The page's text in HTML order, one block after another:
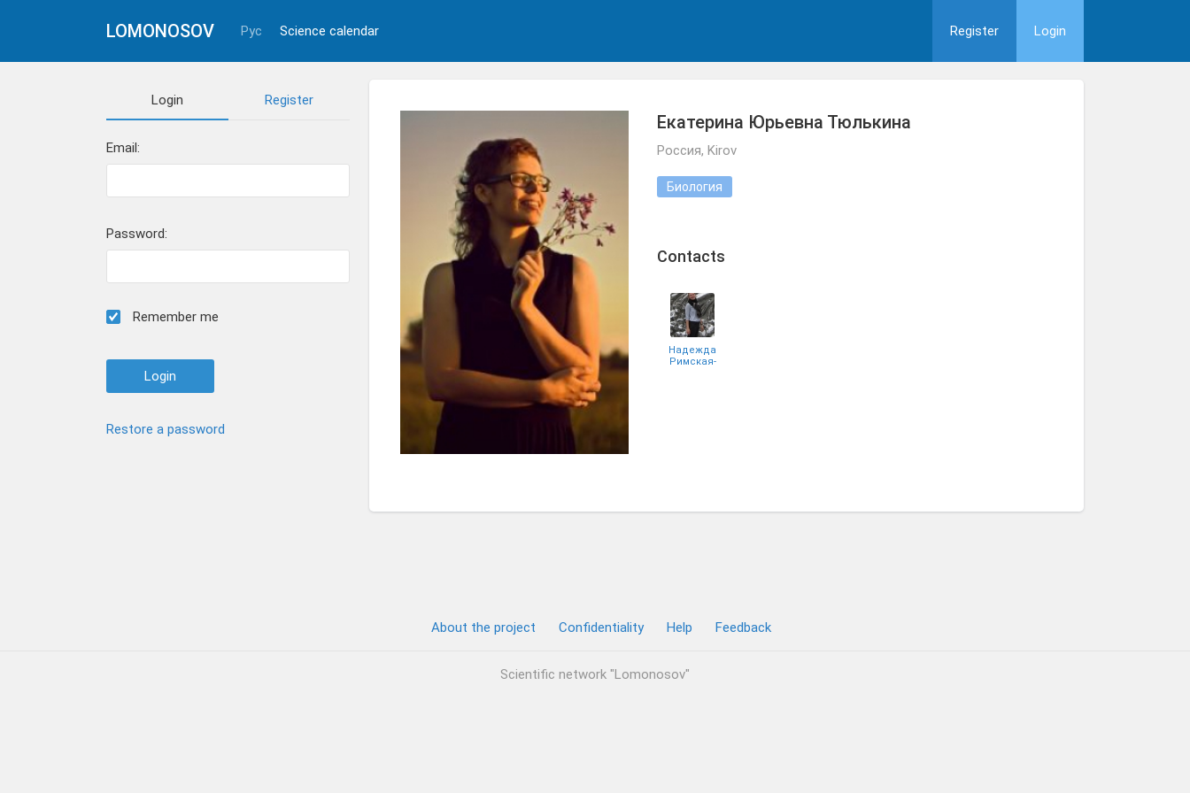
LOMONOSOV Рус Science calendar Register Login
Login Register
Email:
Password:
Remember me
Restore a password
Екатерина Юрьевна Тюлькина
Россия, Kirov
Биология
Сontacts
Надежда
Римская-
About the project Confidentiality Help Feedback
Scientific network "Lomonosov"